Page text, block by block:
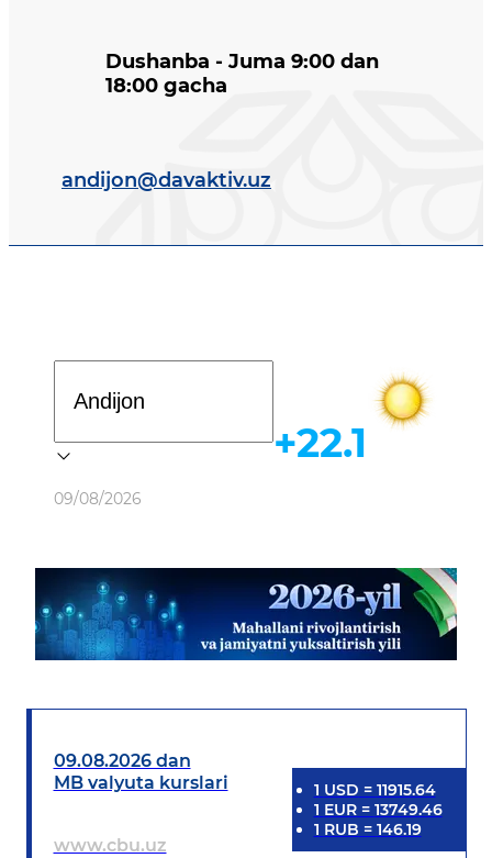
Dushanba - Juma 9:00 dan
18:00 gacha
andijon@davaktiv.uz
Ob-havo
09/08/2026
+22.1
09.08.2026 dan
MB valyuta kurslari
www.cbu.uz
1 USD = 11915.64
1 EUR= 13749.46
1 RUB = 146.19